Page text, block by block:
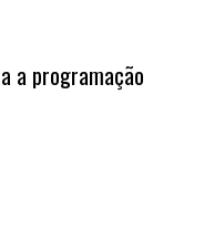
a programação